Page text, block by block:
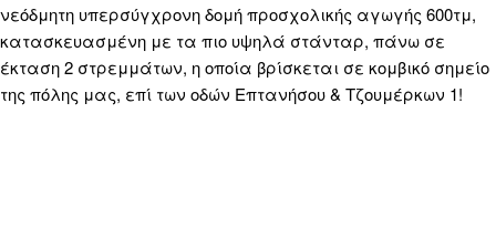
νεόδμητη υπερσύγχρονη δομή προσχολικής αγωγής 600τμ,
κατασκευασμένη με τα πιο υψηλά στάνταρ, πάνω σε
έκταση 2 στρεμμάτων, η οποία βρίσκεται σε κομβικό σημείο
της πόλης μας, επί των οδών Επτανήσου & Τζουμέρκων 1!